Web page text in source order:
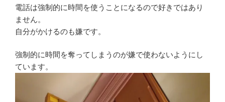
電話は強制的に時間を使うことになるので好きではあり
ません。
自分がかけるのも嫌です。
強制的に時間を奪ってしまうのが嫌で使わないようにし
ています。